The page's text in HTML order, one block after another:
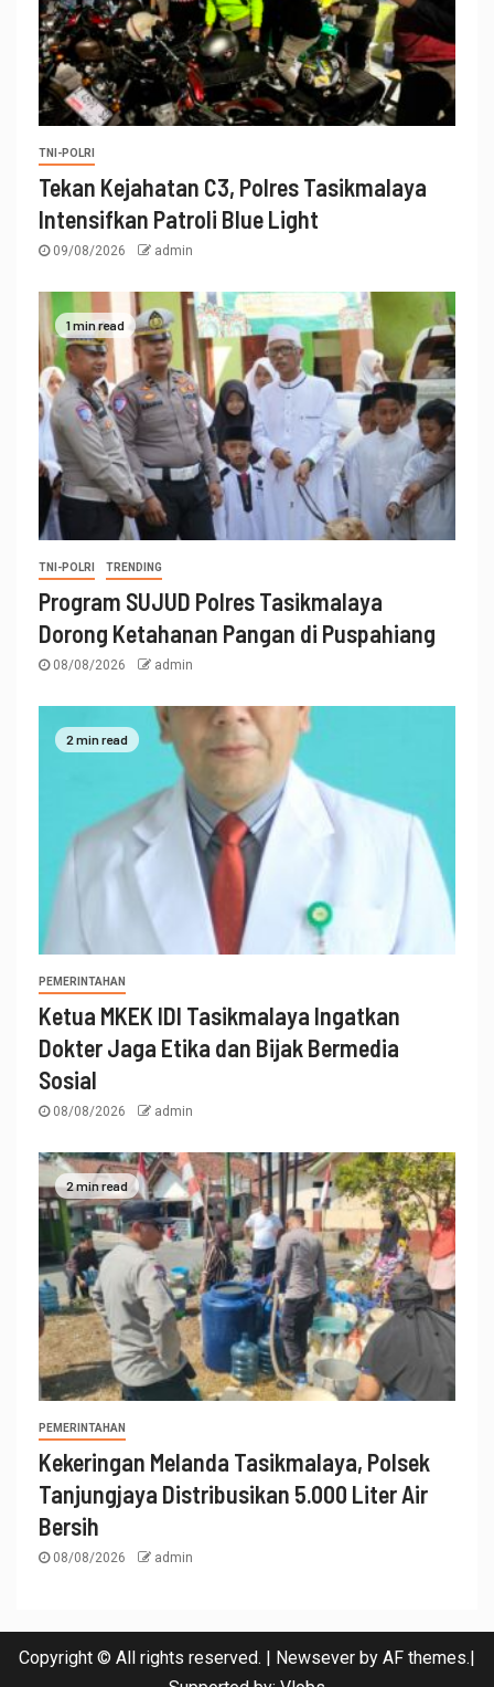
TNI-POLRI
Tekan Kejahatan C3, Polres Tasikmalaya
Intensifkan Patroli Blue Light
09/08/2026 admin
1 min read
TNI-POLRI TRENDING
Program SUJUD Polres Tasikmalaya
Dorong Ketahanan Pangan di Puspahiang
08/08/2026 admin
2 min read
PEMERINTAHAN
Ketua MKEK IDI Tasikmalaya Ingatkan
Dokter Jaga Etika dan Bijak Bermedia
Sosial
08/08/2026 admin
2 min read
PEMERINTAHAN
Kekeringan Melanda Tasikmalaya, Polsek
Tanjungjaya Distribusikan 5.000 Liter Air
Bersih
08/08/2026 admin
Copyright © All rights reserved. | Newsever by AF themes.|